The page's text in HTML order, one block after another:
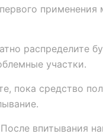
применения
распределите
участки.
пока средство
После впитывания